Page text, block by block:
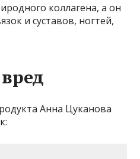
коллагена, а он
и суставов, ногтей,
Анна Цуканова